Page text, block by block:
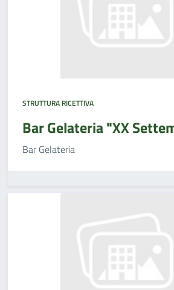
STRUTTURA RICETTIVA
Bar Gelateria "XX
Bar Gelateria